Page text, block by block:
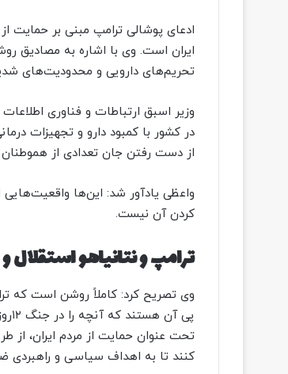
ادعای پوشالی ترامپ مبنی بر حمایت
ایران است. وی با اشاره به مصادیق
تحریم‌های دارویی و محدودیت‌های
وزیر اسبق ارتباطات و فناوری
در کشور با کمبود دارو و تجهیزات
از دست رفتن جان تعدادی از
واعظی یادآور شد: این‌ها
کردن آن نیست.
ترامپ و نتانیاهو استقلال
وی تصریح کرد: کاملاً روشن است که
پی
تحت عنوان حمایت از مردم ایران، از
کنند تا به اهداف سیاسی و راهبردی